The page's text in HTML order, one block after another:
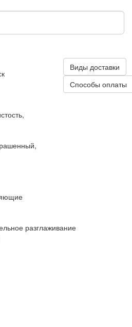
Виды доставки
Способы оплаты
разглаживание